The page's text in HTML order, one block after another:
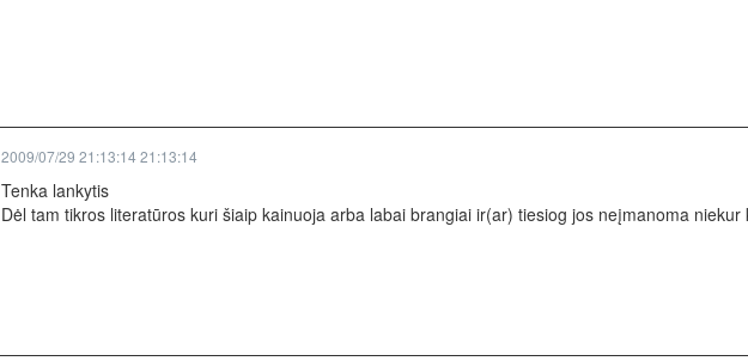
2009/07/29 21:13:14 21:13:14
Tenka lankytis
Dėl tam tikros literatūros kuri šiaip kainuoja arba labai brangiai ir(ar) tiesiog jos neįmanoma niekur